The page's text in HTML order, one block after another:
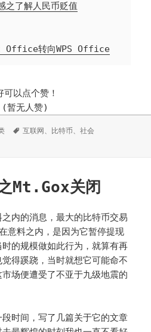
之了解人民币贬值
Office转向WPS Office
可以点个赞！
无人赞)
标
互联网 、 比特币、社会
写在Mt.Gox破产后
Mt.Gox关闭
内的消息，最大的比特币交易
意料之内，是因为它暂停提现
的规模做如此行为，就算有再
得蹊跷，当时就想它可能命不
场便遭受了不亚于九级地震的
时间，写了几篇关于它的文章